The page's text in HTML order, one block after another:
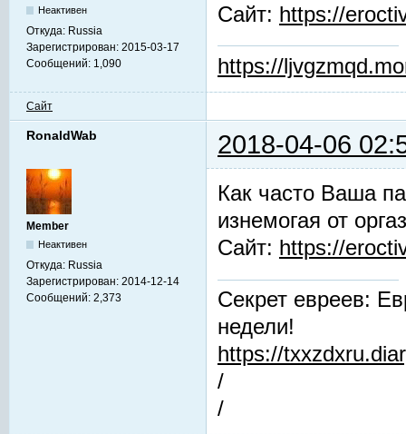
Неактивен
Откуда: Russia
Зарегистрирован: 2015-03-17
Сообщений: 1,090
Сайт: https://
https://
Сайт
RonaldWab 2018-04-06
Member
Неактивен
Откуда: Russia
Зарегистрирован: 2014-12-14
Сообщений: 2,373
Как часто Ваша
изнемогая от
Сайт: https://
Секрет евреев:
недели!
https://
/
/